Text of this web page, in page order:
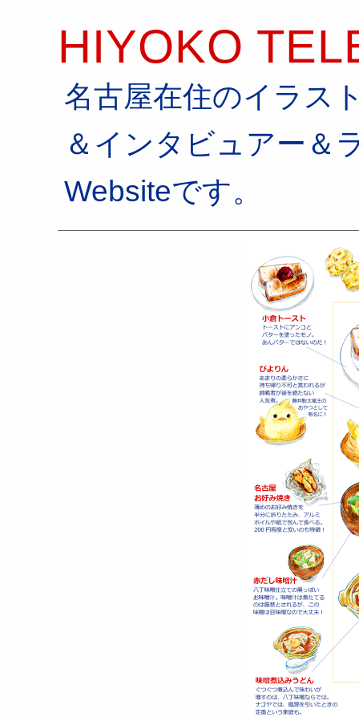
HIYOKO
名古屋在住のイラス
＆インタビュアー＆
Websiteです。